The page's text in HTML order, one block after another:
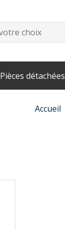
Pièces détachées
Accueil